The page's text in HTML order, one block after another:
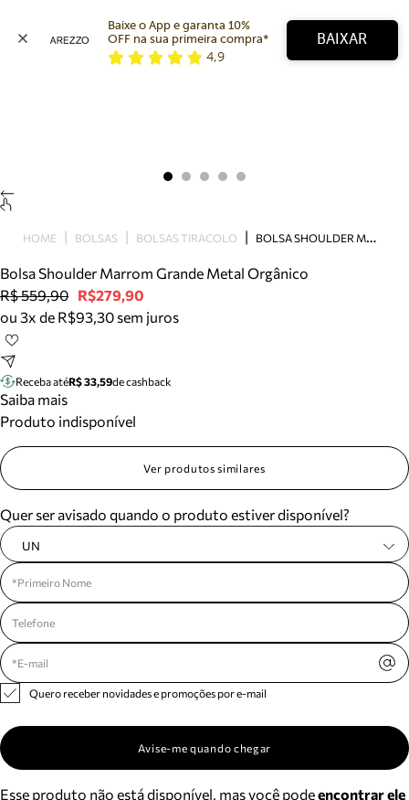
Bolsa
Tamanco
Tênis
Mule
Tire dúvidas sobre pedidos, devoluções e mais.
Meus pedidos
Acompanhe seus pedidos e solicite devoluções.
Baixe o App e garanta 10%
OFF na sua primeira compra*
4,9
BAIXAR
HOME BOLSAS BOLSAS TIRACOLO B
OLSA SHOULDER MARROM GRANDE METAL ORGÂNICO
Bolsa Shoulder Marrom Grande Metal Orgânico
R$ 559,90 R$279,90
ou 3x de R$93,30 sem juros
Receba atéR$ 33,59de cashback
Saiba mais
Produto indisponível
Ver produtos similares
Quer ser avisado quando o produto estiver disponível?
UN
Quero receber novidades e promoções por e-mail
Avise-me quando chegar
Esse produto não está disponível, mas você podeencontrar ele